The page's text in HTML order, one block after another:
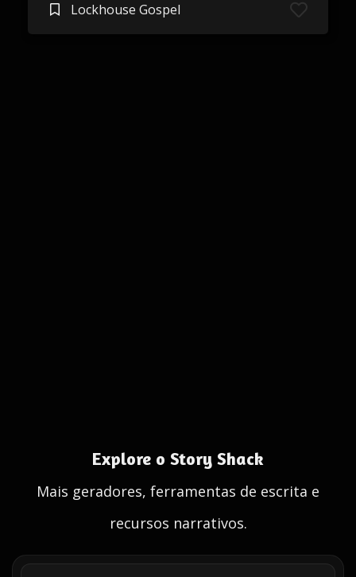
Lockhouse Gospel
Explore o Story Shack
Mais geradores, ferramentas de escrita e
recursos narrativos.